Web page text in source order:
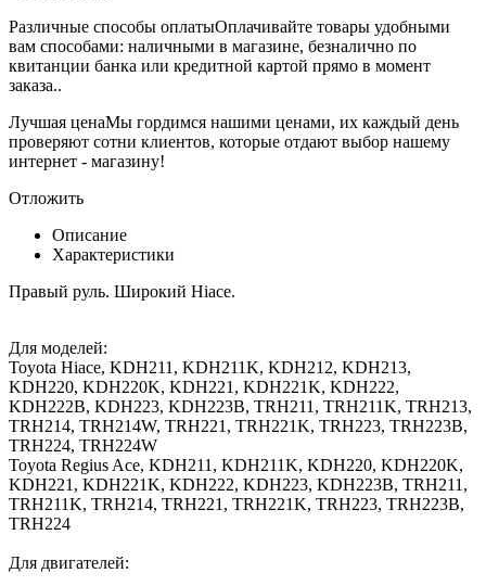
Различные способы оплатыОплачивайте товары удобными
вам способами: наличными в магазине, безналично по
квитанции банка или кредитной картой прямо в момент
заказа..
Лучшая ценаМы гордимся нашими ценами, их каждый день
проверяют сотни клиентов, которые отдают выбор нашему
интернет - магазину!
Отложить
Описание
Характеристики
Правый руль. Широкий Hiace.
Для моделей:
Toyota Hiace, KDH211, KDH211K, KDH212, KDH213,
KDH220, KDH220K, KDH221, KDH221K, KDH222,
KDH222B, KDH223, KDH223B, TRH211, TRH211K, TRH213,
TRH214, TRH214W, TRH221, TRH221K, TRH223, TRH223B,
TRH224, TRH224W
Toyota Regius Ace, KDH211, KDH211K, KDH220, KDH220K,
KDH221, KDH221K, KDH222, KDH223, KDH223B, TRH211,
TRH211K, TRH214, TRH221, TRH221K, TRH223, TRH223B,
TRH224
Для двигателей: